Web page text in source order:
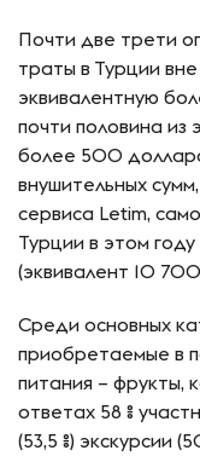
Почти две трети
траты в Турции
эквивалентную
почти половина из
более 500
внушительных
сервиса Letim,
Турции в этом
(эквивалент 10
Среди основных
приобретаемые в
питания – фрукты,
ответах 58 %
(53,5 %) экскурсии